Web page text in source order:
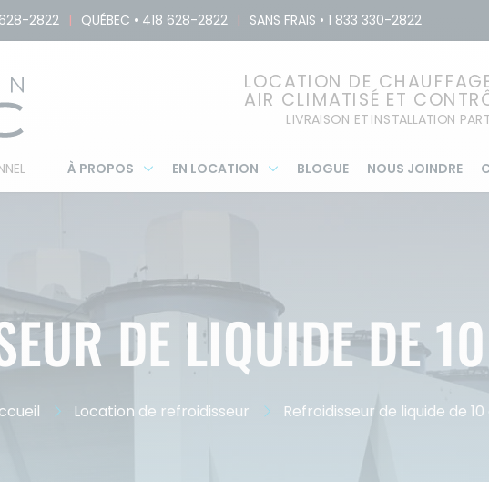
2822 | QUÉBEC • 418 628-2822 | SANS FRAIS • 1 833 330-2822
LOCATION DE
AIR CLIMATISÉ ET
LIVRAISON ET INSTALLATION
À PROPOS EN LOCATION BLOGUE NOUS JOINDRE
DE LIQUIDE DE
Location de refroidisseur Refroidisseur de liquide de